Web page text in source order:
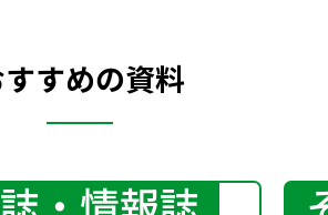
すめの資料